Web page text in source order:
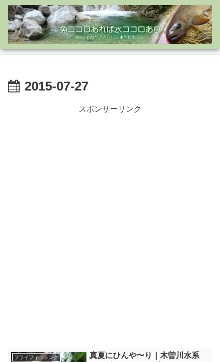
2015-07-27
スポンサーリンク
フライフィッシング
真夏にひんや〜り｜木曽川水系